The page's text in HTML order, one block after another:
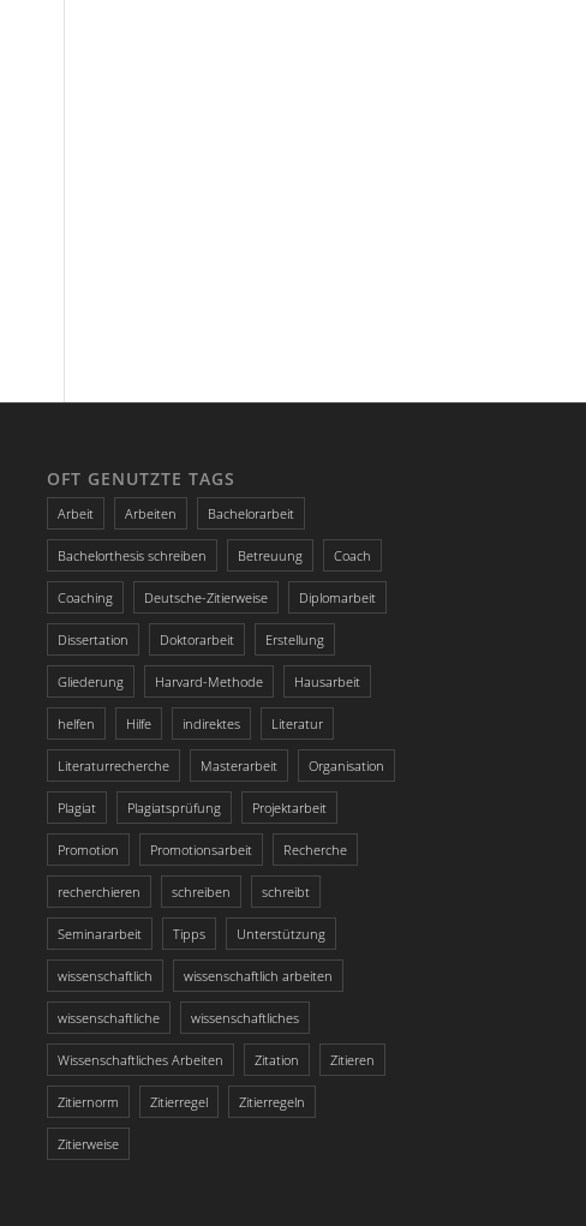
OFT GENUTZTE TAGS
Arbeit Arbeiten Bachelorarbeit
Bachelorthesis schreiben Betreuung Coach
Coaching Deutsche-Zitierweise Diplomarbeit
Dissertation Doktorarbeit Erstellung
Gliederung Harvard-Methode Hausarbeit
helfen Hilfe indirektes Literatur
Literaturrecherche Masterarbeit Organisation
Plagiat Plagiatsprüfung Projektarbeit
Promotion Promotionsarbeit Recherche
recherchieren schreiben schreibt
Seminararbeit Tipps Unterstützung
wissenschaftlich wissenschaftlich arbeiten
wissenschaftliche wissenschaftliches
Wissenschaftliches Arbeiten Zitation Zitieren
Zitiernorm Zitierregel Zitierregeln
Zitierweise